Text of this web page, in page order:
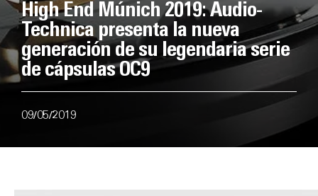
High End Múnich 2019: Audio-
Technica presenta la nueva
generación de su legendaria serie
de cápsulas OC9
09/05/2019